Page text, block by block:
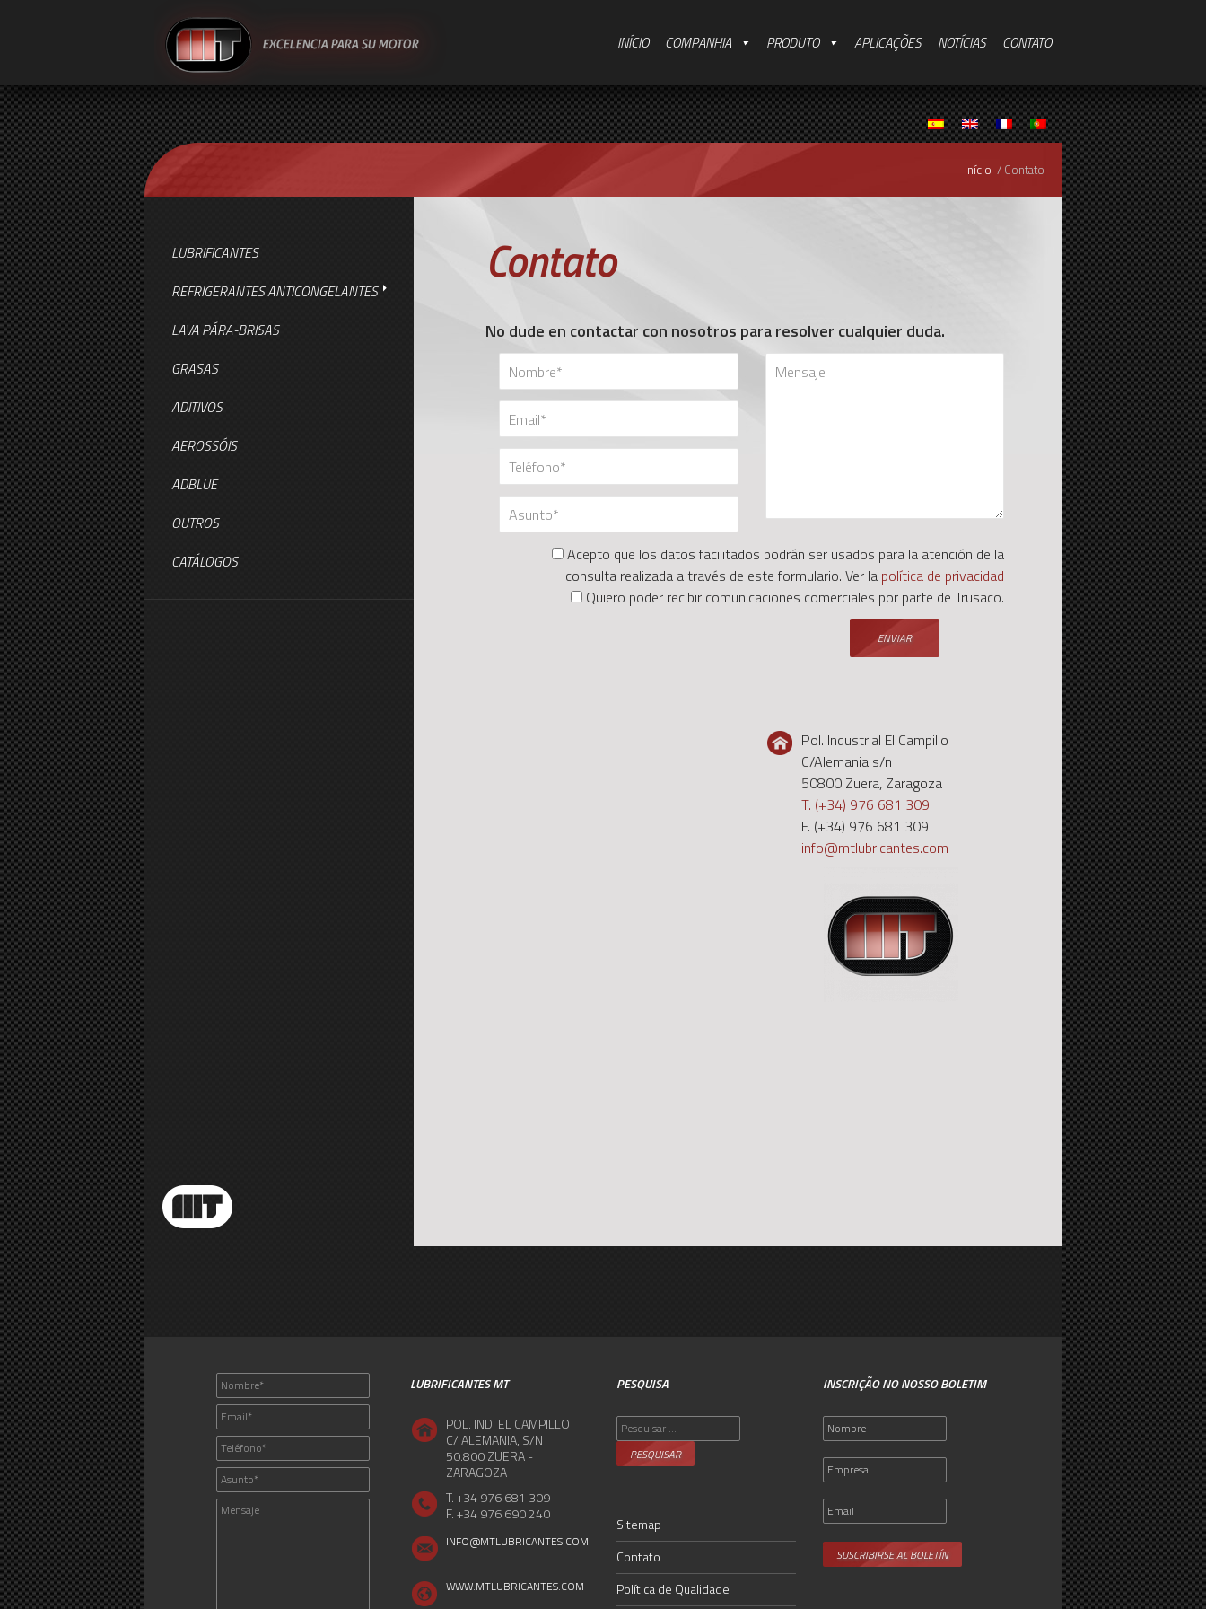
INÍCIO COMPANHIA PRODUTO APLICAÇÕES NOTÍCIAS CONTATO
Início / Contato
Contato
No dude en contactar con nosotros para resolver cualquier duda.
Acepto que los datos facilitados podrán ser usados para la atención de la
consulta realizada a través de este formulario. Ver la política de privacidad
Quiero poder recibir comunicaciones comerciales por parte de Trusaco.
Pol. Industrial El Campillo
C/Alemania s/n
50800 Zuera, Zaragoza
T. (+34) 976 681 309
F. (+34) 976 681 309
info@mtlubricantes.com
LUBRIFICANTES
REFRIGERANTES ANTICONGELANTES
LAVA PÁRA-BRISAS
GRASAS
ADITIVOS
AEROSSÓIS
ADBLUE
OUTROS
CATÁLOGOS
LUBRIFICANTES MT
POL. IND. EL CAMPILLO
C/ ALEMANIA, S/N
50.800 ZUERA -
ZARAGOZA
T. +34 976 681 309
F. +34 976 690 240
INFO@MTLUBRICANTES.COM
WWW.MTLUBRICANTES.COM
PESQUISA
Pesquisar
por:
Sitemap
Contato
Política de Qualidade
INSCRIÇÃO NO NOSSO BOLETIM